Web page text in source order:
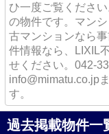
ひ一度ご覧くださ
の物件です。マン
古マンションなら
件情報なら、LIXIL
せください。042-
info@mimatu.co.jp
す。
過去掲載物件一